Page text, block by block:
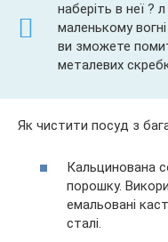
наберіть в неї ?
маленькому
ви зможете
металевих
Як чистити посуд з
Кальцинована
порошку.
емальовані
сталі.